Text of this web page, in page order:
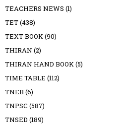
TEACHERS NEWS (1)
TET(438)
TEXT BOOK(90)
THIRAN (2)
THIRAN HAND BOOK(5)
TIME TABLE (112)
TNEB (6)
TNPSC (587)
TNSED (189)